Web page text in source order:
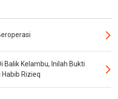
Balik Kelambu, Inilah Bukti
Rizieq